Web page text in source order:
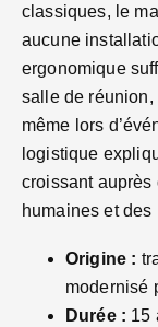
classiques, le
aucune
ergonomique
salle de réunion,
même lors
logistique
croissant auprès
humaines et
Origine :
modernisé
Durée : 15